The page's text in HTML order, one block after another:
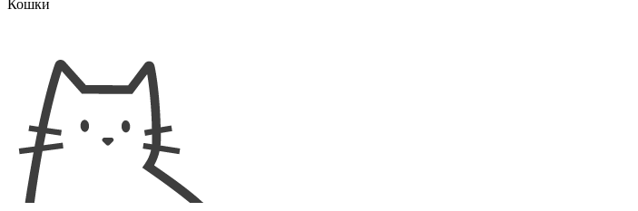
Кошки